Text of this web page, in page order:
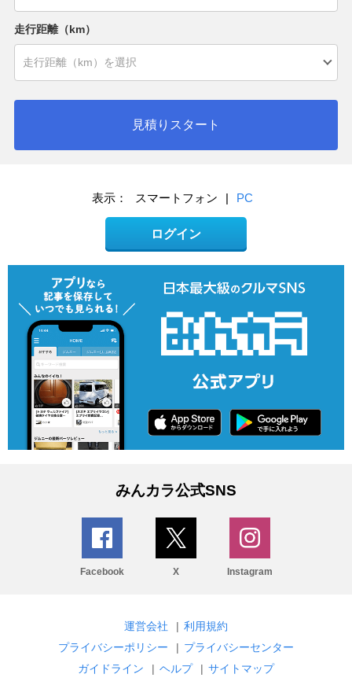
走行距離（km）
見積りスタート
表示： スマートフォン | PC
ログイン
みんカラ公式SNS
Facebook X Instagram
運営会社 | 利用規約
プライバシーポリシー
| プライバシーセンター
ガイドライン
| ヘルプ | サイトマップ